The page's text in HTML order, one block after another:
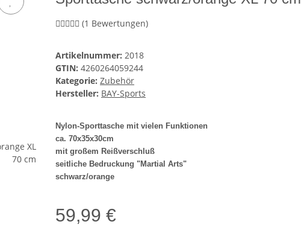
(1 Bewertungen)
Artikelnummer: 2018
GTIN: 4260264059244
Kategorie: Zubehör
Hersteller: BAY-Sports
Nylon-Sporttasche mit vielen Funktionen
ca. 70x35x30cm
mit großem Reißverschluß
seitliche Bedruckung "Martial Arts"
schwarz/orange
59,99 €